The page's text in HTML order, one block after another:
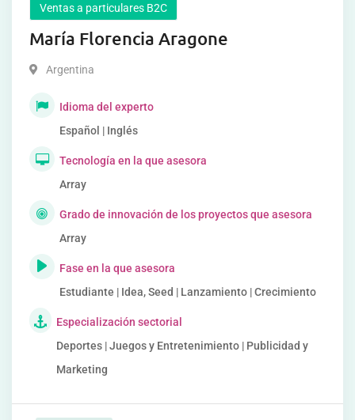
Ventas a particulares B2C
María Florencia Aragone
Argentina
Idioma del experto
Español | Inglés
Tecnología en la que asesora
Array
Grado de innovación de los proyectos que asesora
Array
Fase en la que asesora
Estudiante | Idea, Seed | Lanzamiento | Crecimiento
Especialización sectorial
Deportes | Juegos y Entretenimiento | Publicidad y
Marketing